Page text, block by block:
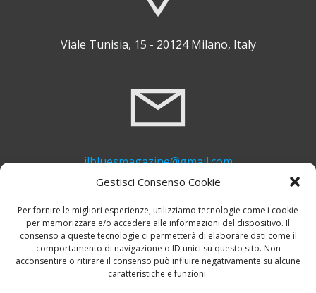
Gestisci Consenso Cookie
Per fornire le migliori esperienze, utilizziamo tecnologie come i cookie
per memorizzare e/o accedere alle informazioni del dispositivo. Il
consenso a queste tecnologie ci permetterà di elaborare dati come il
comportamento di navigazione o ID unici su questo sito. Non
acconsentire o ritirare il consenso può influire negativamente su alcune
caratteristiche e funzioni.
Viale Tunisia, 15 - 20124 Milano, Italy
ilbluesmagazine@gmail.com
+39 339 748 6635